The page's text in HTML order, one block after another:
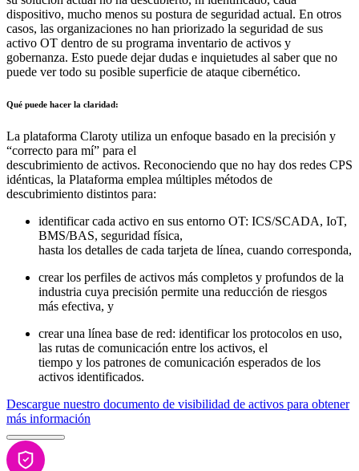
dispositivo, mucho menos su postura de seguridad actual. En otros
casos, las organizaciones no han priorizado la seguridad de sus
activo OT dentro de su programa inventario de activos y
gobernanza. Esto puede dejar dudas e inquietudes al saber que no
puede ver todo su posible superficie de ataque cibernético.
Qué puede hacer la claridad:
La plataforma Claroty utiliza un enfoque basado en la precisión y
“correcto para mí” para el
descubrimiento de activos. Reconociendo que no hay dos redes CPS
idénticas, la Plataforma emplea múltiples métodos de
descubrimiento distintos para:
identificar cada activo en sus entorno OT: ICS/SCADA, IoT,
BMS/BAS, seguridad física,
hasta los detalles de cada tarjeta de línea, cuando corresponda,
crear los perfiles de activos más completos y profundos de la
industria cuya precisión permite una reducción de riesgos
más efectiva, y
crear una línea base de red: identificar los protocolos en uso,
las rutas de comunicación entre los activos, el
tiempo y los patrones de comunicación esperados de los
activos identificados.
Descargue nuestro documento de visibilidad de activos para obtener
más información